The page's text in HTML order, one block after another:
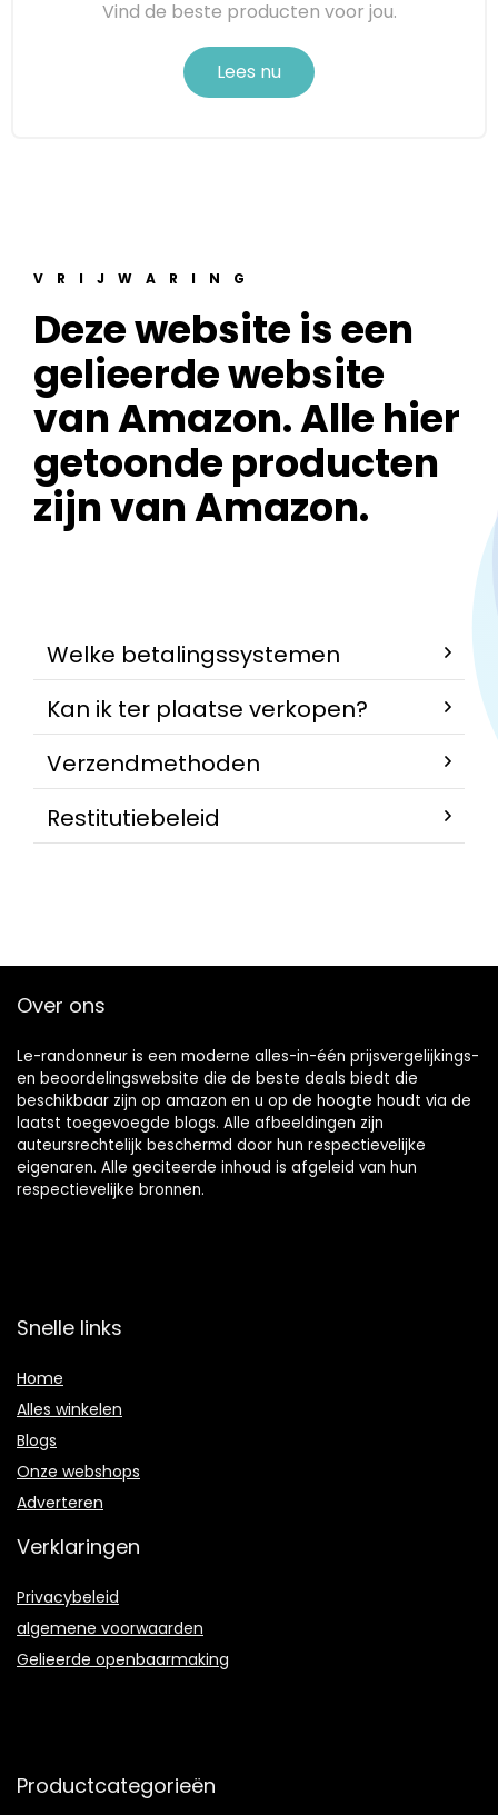
Vind de beste producten voor jou.
Lees nu
VRIJWARING
Deze website is een
gelieerde website
van Amazon. Alle hier
getoonde producten
zijn van Amazon.
Welke betalingssystemen
Kan ik ter plaatse verkopen?
Verzendmethoden
Restitutiebeleid
Over ons
Le-randonneur is een moderne alles-in-één prijsvergelijkings-
en beoordelingswebsite die de beste deals biedt die
beschikbaar zijn op amazon en u op de hoogte houdt via de
laatst toegevoegde blogs. Alle afbeeldingen zijn
auteursrechtelijk beschermd door hun respectievelijke
eigenaren. Alle geciteerde inhoud is afgeleid van hun
respectievelijke bronnen.
Snelle links
Home
Alles winkelen
Blogs
Onze webshops
Adverteren
Verklaringen
Privacybeleid
algemene voorwaarden
Gelieerde openbaarmaking
Productcategorieën